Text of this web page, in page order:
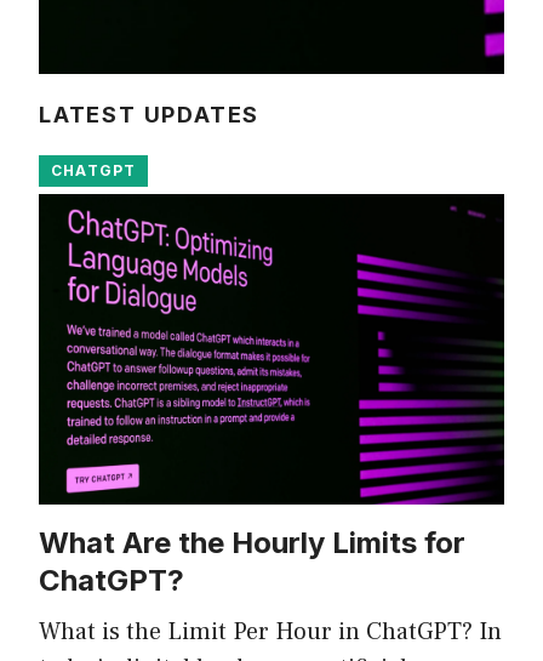
LATEST UPDATES
CHATGPT
What Are the Hourly Limits for
ChatGPT?
What is the Limit Per Hour in ChatGPT? In